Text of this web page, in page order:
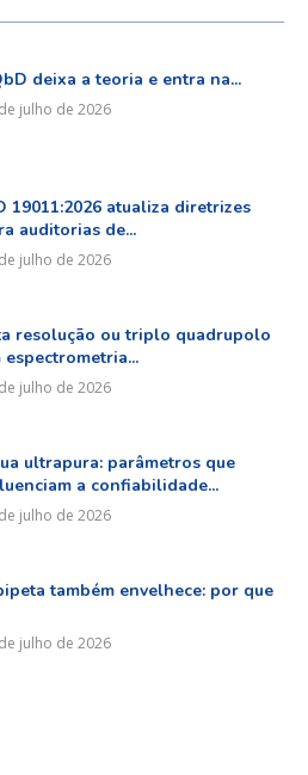
deixa a teoria e entra na...
julho de 2026
19011:2026 atualiza diretrizes
auditorias de...
julho de 2026
resolução ou triplo quadrupolo
espectrometria...
julho de 2026
ultrapura: parâmetros que
a confiabilidade...
julho de 2026
também envelhece: por que
julho de 2026